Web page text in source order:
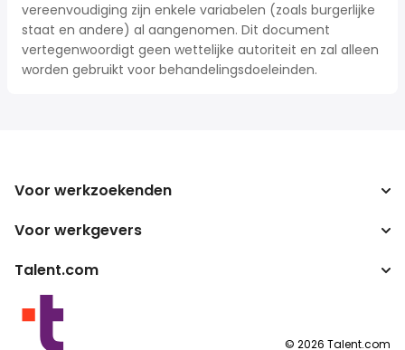
vereenvoudiging zijn enkele variabelen (zoals burgerlijke
staat en andere) al aangenomen. Dit document
vertegenwoordigt geen wettelijke autoriteit en zal alleen
worden gebruikt voor behandelingsdoeleinden.
Voor werkzoekenden
Jobs zoeken
Salarisomzetter
Voor werkgevers
Onderneming
Publisher programma's
Talent.com
Meer landen
Servicevoorwaarden
© 2026 Talent.com